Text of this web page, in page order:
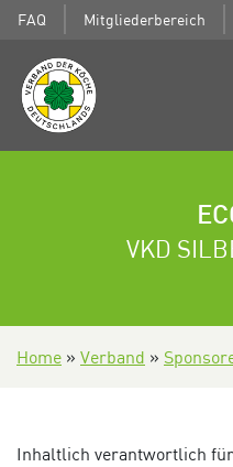
FAQ Mitgliederbereich
VKD
Home » Verband »
Inhaltlich verantwortlich